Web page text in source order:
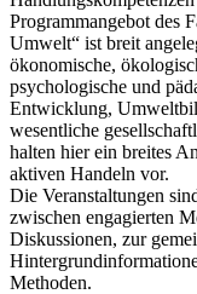
Programmangebot des
Umwelt“ ist breit
ökonomische,
psychologische und
Entwicklung,
wesentliche
halten hier ein breites
aktiven Handeln vor.
Die Veranstaltungen
zwischen engagierten
Diskussionen, zur
Methoden.